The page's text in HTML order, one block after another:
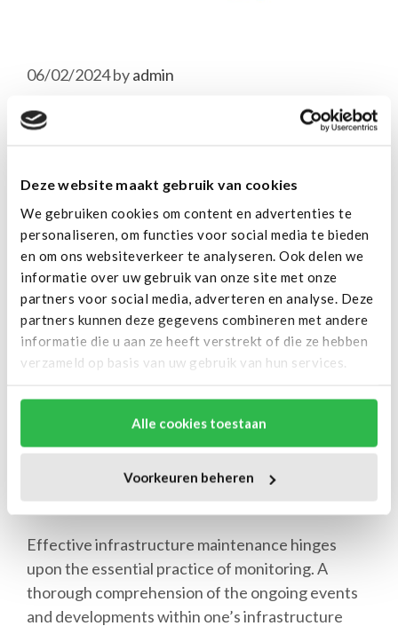
Deze website maakt gebruik van cookies
We gebruiken cookies om content en advertenties te
personaliseren, om functies voor social media te bieden
en om ons websiteverkeer te analyseren. Ook delen we
informatie over uw gebruik van onze site met onze
partners voor social media, adverteren en analyse. Deze
partners kunnen deze gegevens combineren met andere
informatie die u aan ze heeft verstrekt of die ze hebben
verzameld op basis van uw gebruik van hun services.
Alle cookies toestaan
Voorkeuren beheren
06/02/2024byadmin
In de wereld van app-ontwikkeling draait alles om
eenvoudige taak. Je …Read more
Categories
Monitoring
26/01/2024byWouter van Os
Effective infrastructure maintenance hinges
upon the essential practice of monitoring. A
thorough comprehension of the ongoing events
and developments within one’s infrastructure